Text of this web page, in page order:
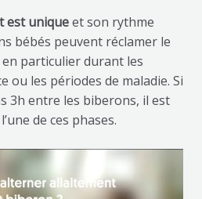
est uniqueet son rythme
bébés peuvent réclamer le
particulier durant les
ou les périodes de maladie. Si
3h entre les biberons, il est
de ces phases.